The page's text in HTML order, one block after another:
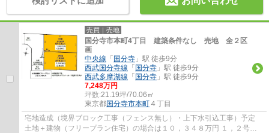
売買｜売地
国分寺市本町4丁目 建築条件なし 売地 全２区
画
中央線 「 国分寺 」駅 徒歩9分
西武国分寺線 「 国分寺 」駅 徒歩9分
西武多摩湖線 「 国分寺 」駅 徒歩9分
7,248万円
坪数:21.19坪/70.06㎡
東京都国分寺市本町 ４丁目
宅地造成（境界ブロック工事（フェンス無し）・上下水引込工事）予定
土地＋建物（フリープラン住宅）の場合は１０，３４８万円 １，２号地